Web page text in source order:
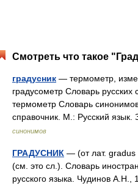
Смотреть что такое
градусник — термометр,
градусометр Словарь русских
термометр Словарь
справочник. М.: Русский
синонимов
ГРАДУСНИК — (от лат. gradus
(см. это сл.). Словарь
русского языка. Чудинов